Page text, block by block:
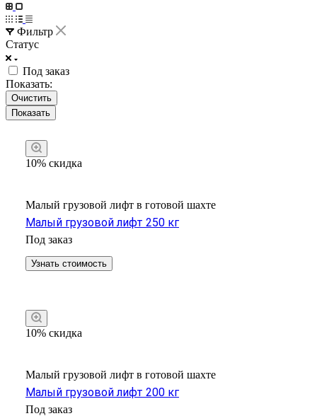
Фильтр
Статус
Под заказ
Показать:
Очистить
10% скидка
Малый грузовой лифт в готовой шахте
Малый грузовой лифт 250 кг
Под заказ
Узнать стоимость
10% скидка
Малый грузовой лифт в готовой шахте
Малый грузовой лифт 200 кг
Под заказ